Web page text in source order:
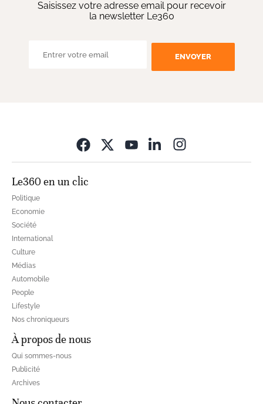
Saisissez votre adresse email pour recevoir
la newsletter Le360
ENVOYER
Le360 en un clic
Politique
Economie
Société
International
Culture
Médias
Automobile
People
Lifestyle
Nos chroniqueurs
À propos de nous
Qui sommes-nous
Publicité
Archives